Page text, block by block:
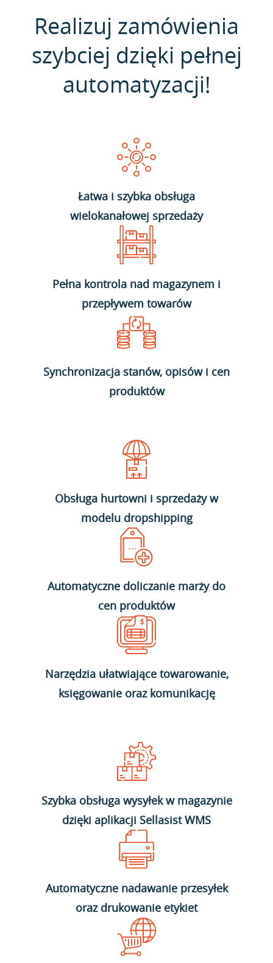
Realizuj zamówienia
szybciej dzięki pełnej
automatyzacji!
Łatwa i szybka obsługa
wielokanałowej sprzedaży
Pełna kontrola nad magazynem i
przepływem towarów
Synchronizacja stanów, opisów i cen
produktów
Obsługa hurtowni i sprzedaży w
modelu dropshipping
Automatyczne doliczanie marży do
cen produktów
Narzędzia ułatwiające towarowanie,
księgowanie oraz komunikację
Szybka obsługa wysyłek w magazynie
dzięki aplikacji Sellasist WMS
Automatyczne nadawanie przesyłek
oraz drukowanie etykiet